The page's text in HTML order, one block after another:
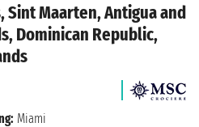
Maarten, Antigua and
Dominican Republic,
Miami